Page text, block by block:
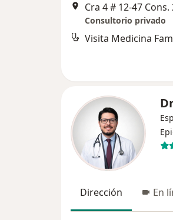
Consultorio privado
Visita Medicina
Dirección En